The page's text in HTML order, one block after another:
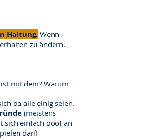
Haltung.Wenn
zu ändern.
mit dem? Warum
da alle einig seien.
(meistens
sich einfach doof an
darf!